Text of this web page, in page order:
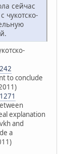
сейчас
чукотско-
to conclude
explanation
and
a